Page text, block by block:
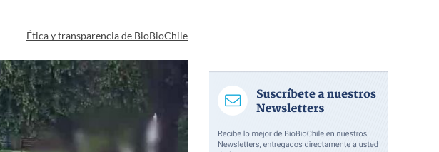
Ética y transparencia de BioBioChile